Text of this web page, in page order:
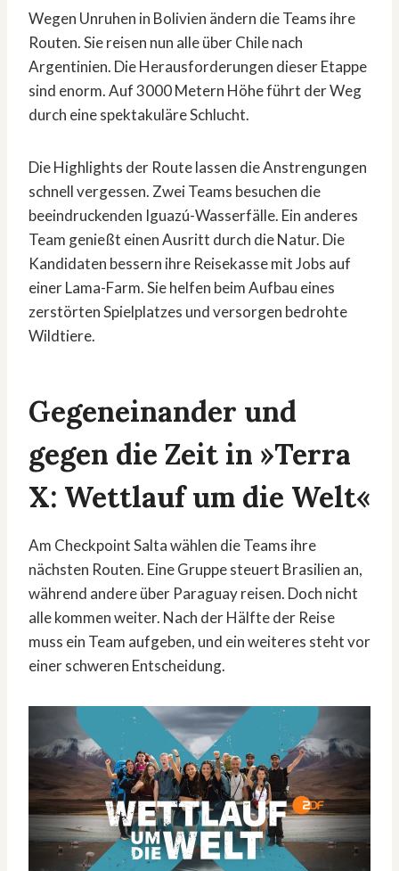
Wegen Unruhen in Bolivien ändern die Teams ihre
Routen. Sie reisen nun alle über Chile nach
Argentinien. Die Herausforderungen dieser Etappe
sind enorm. Auf 3000 Metern Höhe führt der Weg
durch eine spektakuläre Schlucht.
Die Highlights der Route lassen die Anstrengungen
schnell vergessen. Zwei Teams besuchen die
beeindruckenden Iguazú-Wasserfälle. Ein anderes
Team genießt einen Ausritt durch die Natur. Die
Kandidaten bessern ihre Reisekasse mit Jobs auf
einer Lama-Farm. Sie helfen beim Aufbau eines
zerstörten Spielplatzes und versorgen bedrohte
Wildtiere.
Gegeneinander und
gegen die Zeit in »Terra
X: Wettlauf um die Welt«
Am Checkpoint Salta wählen die Teams ihre
nächsten Routen. Eine Gruppe steuert Brasilien an,
während andere über Paraguay reisen. Doch nicht
alle kommen weiter. Nach der Hälfte der Reise
muss ein Team aufgeben, und ein weiteres steht vor
einer schweren Entscheidung.